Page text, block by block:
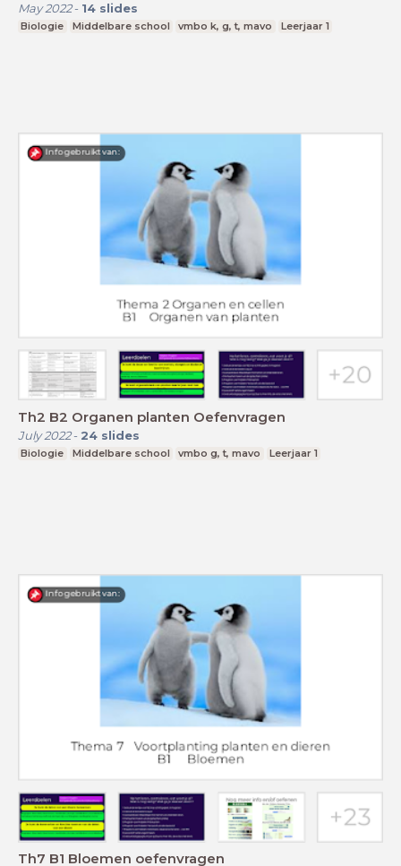
May 2022- 14 slides
Biologie Middelbare school vmbo k, g, t, mavo Leerjaar 1
Th2 B2 Organen planten Oefenvragen
July 2022- 24 slides
Biologie Middelbare school vmbo g, t, mavo Leerjaar 1
Th7 B1 Bloemen oefenvragen